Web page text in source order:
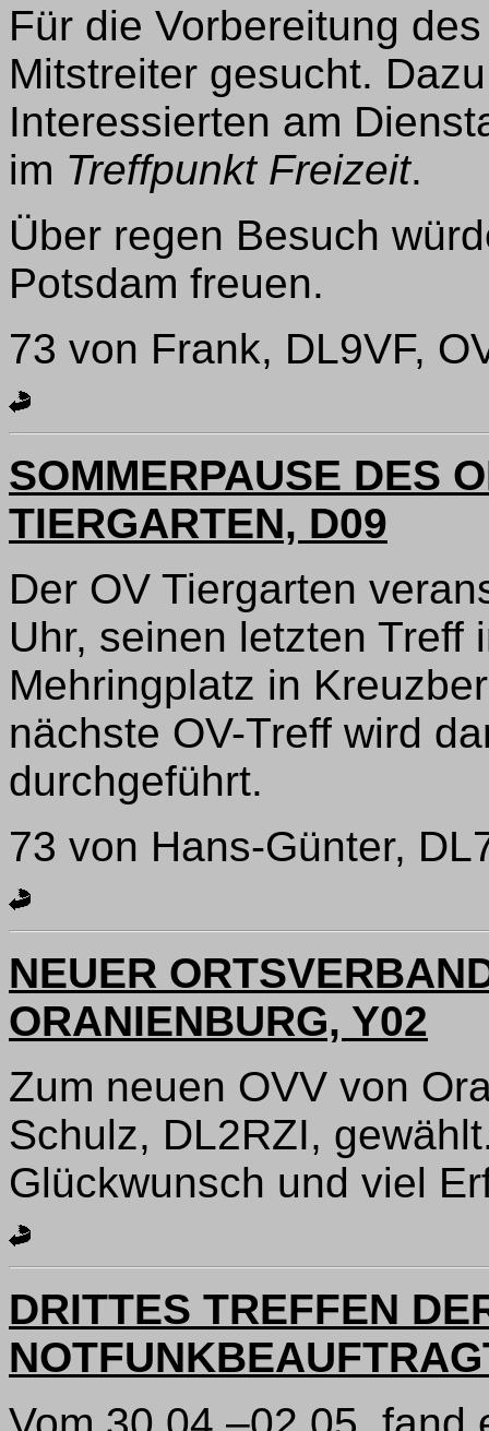
Für die Vorbereitung
Mitstreiter gesucht.
Interessierten am
im Treffpunkt Freizeit.
Über regen Besuch
Potsdam freuen.
73 von Frank, DL9VF,
SOMMERPAUSE DES
TIERGARTEN, D09
Der OV Tiergarten
Uhr, seinen letzten Treff
Mehringplatz in
nächste OV-Treff wird
durchgeführt.
73 von Hans-Günter,
NEUER
ORANIENBURG, Y02
Zum neuen OVV von
Schulz, DL2RZI,
Glückwunsch und viel
DRITTES TREFFEN